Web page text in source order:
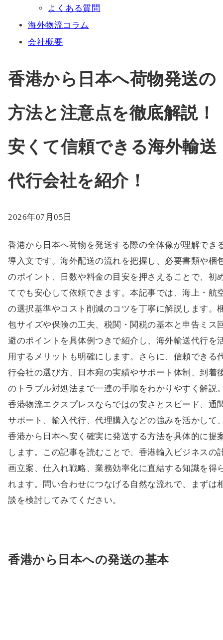
よくある質問
海外物流コラム
会社概要
香港から日本へ荷物発送の
方法と注意点を徹底解説！
安くて信頼できる海外輸送
代行会社を紹介！
2026年07月05日
香港から日本へ荷物を発送する際の全体像が理解でき
導入文です。海外配送の流れを把握し、必要書類や梱
のポイント、日数や料金の目安を押さえることで、初
てでも安心して依頼できます。本記事では、海上・航
の選択基準やコスト削減のコツを丁寧に解説します。
包サイズや保険の工夫、税関・関税の基本と申告ミス
避のポイントを具体例つきで紹介し、海外輸送代行を
用するメリットも明確にします。さらに、信頼できる
行会社の選び方、日本宛の実績やサポート体制、到着
のトラブル対処法まで一連の手順をわかりやすく解説
香港物流エクスプレスならではの安さとスピード、通
サポート、輸入代行、代理購入などの強みを活かして
香港から日本へ安く確実に発送する方法を具体的に提
します。この記事を読むことで、香港輸入ビジネスの
画立案、仕入れ戦略、業務効率化に直結する知識を得
れます。問い合わせにつなげる自然な流れで、まずは
談を検討してみてください。
香港から日本への発送の基本